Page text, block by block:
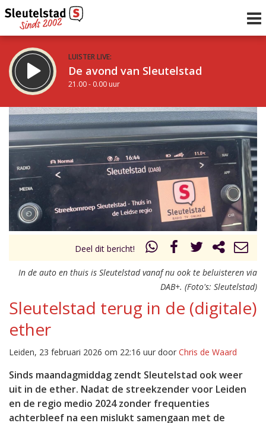
LUISTER LIVE:
De avond van Sleutelstad
21.00 - 0.00 uur
STRAKS:
De nacht van Sleutelstad
0.00 - 6.00 uur
Vorig uur
uur 1 van 0 Volgend uur
Deel dit bericht!
In de auto en thuis is Sleutelstad vanaf nu ook te beluisteren via
DAB+. (Foto's: Sleutelstad)
Sleutelstad terug in de (digitale)
ether
Leiden, 23 februari 2026 om 22:16 uur door Chris de Waard
Sinds maandagmiddag zendt Sleutelstad ook weer
uit in de ether. Nadat de streekzender voor Leiden
en de regio medio 2024 zonder frequenties
achterbleef na een mislukt samengaan met de